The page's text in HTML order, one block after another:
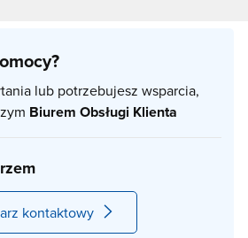
Góra
w najdłuższej i
Polsce - Zawoi, wynosi 236 zł,
naZawoja noclegibez
znaleźć dużo tańsze oferty. Do
i zarazem najtańszych
należą kwatery i pokoje.
- to również dobry wybór,
lub potrzebujesz wsparcia,
Biurem Obsługi Klienta
kontaktowy